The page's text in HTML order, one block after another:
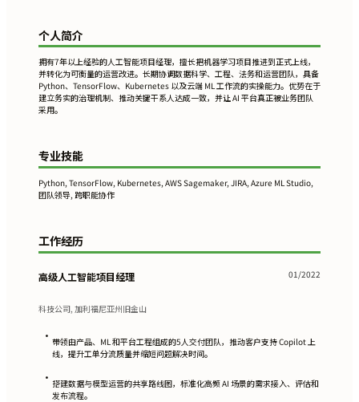
个人简介
拥有7年以上经验的人工智能项目经理，擅长把机器学习项目推进到正式上线，
并转化为可衡量的运营改进。长期协调数据科学、工程、法务和运营团队，具备
Python、TensorFlow、Kubernetes 以及云端 ML 工作流的实操能力。优势在于
建立务实的治理机制、推动关键干系人达成一致，并让 AI 平台真正被业务团队
采用。
专业技能
Python, TensorFlow, Kubernetes, AWS Sagemaker, JIRA, Azure ML Studio,
团队领导, 跨职能协作
工作经历
高级人工智能项目经理 01/2022
科技公司, 加利福尼亚州旧金山
• 带领由产品、ML 和平台工程组成的5人交付团队，推动客户支持 Copilot 上
线，提升工单分流质量并缩短问题解决时间。
• 搭建数据与模型运营的共享路线图，标准化高频 AI 场景的需求接入、评估和
发布流程。